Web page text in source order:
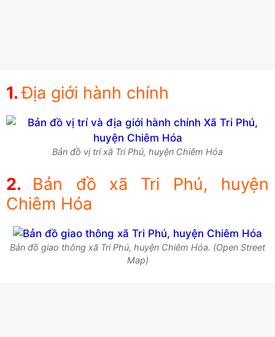
Địa giới hành chính
Bản đồ vị trí xã Tri Phú, huyện Chiêm Hóa
Bản đồ xã Tri Phú, huyện
Chiêm Hóa
Bản đồ giao thông xã Tri Phú, huyện Chiêm Hóa. (Open Street
Map)